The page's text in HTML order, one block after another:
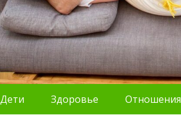
Дети Здоровье Отношения